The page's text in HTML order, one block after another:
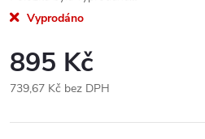
Vyprodáno
895 Kč
739,67 Kč bez DPH
cena: